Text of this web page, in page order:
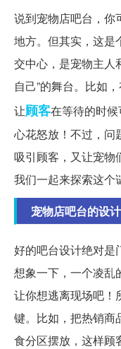
说到宠物店吧台，你
地方。但其实，这是
交中心，是宠物主人
自己”的舞台。比如
让顾客在等待的时
心花怒放！不过，问
吸引顾客，又让宠物
我们一起来探索这个
宠物店吧台的设
好的吧台设计绝对是
想象一下，一个凌乱
让你想逃离现场吧！
键。比如，把热销商
食分区摆放，这样顾